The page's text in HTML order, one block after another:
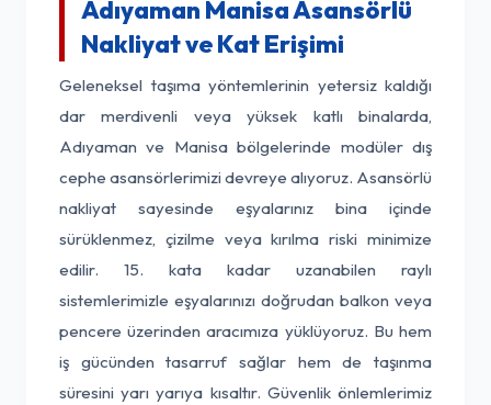
Adıyaman Manisa Asansörlü
Nakliyat ve Kat Erişimi
Geleneksel taşıma yöntemlerinin yetersiz kaldığı
dar merdivenli veya yüksek katlı binalarda,
Adıyaman ve Manisa bölgelerinde modüler dış
cephe asansörlerimizi devreye alıyoruz. Asansörlü
nakliyat sayesinde eşyalarınız bina içinde
sürüklenmez, çizilme veya kırılma riski minimize
edilir. 15. kata kadar uzanabilen raylı
sistemlerimizle eşyalarınızı doğrudan balkon veya
pencere üzerinden aracımıza yüklüyoruz. Bu hem
iş gücünden tasarruf sağlar hem de taşınma
süresini yarı yarıya kısaltır. Güvenlik önlemlerimiz